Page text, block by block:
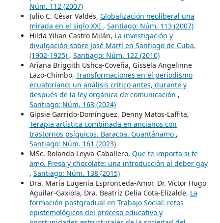
Núm. 112 (2007)
Julio C. César Valdés, Globalización neoliberal una
mirada en el siglo XXI , Santiago: Núm. 113 (2007)
Hilda Yilian Castro Milán, La investigación y
divulgación sobre José Martí en Santiago de Cuba.
(1902-1925) , Santiago: Núm. 122 (2010)
Ariana Briggith Ushca-Coveña, Gissela Angelinne
Lazo-Chimbo, Transformaciones en el periodismo
ecuatoriano: un análisis crítico antes, durante y
después de la ley orgánica de comunicación ,
Santiago: Núm. 163 (2024)
Gipsie Garrido-Domínguez, Denny Matos-Laffita,
Terapia artística combinada en ancianos con
trastornos psíquicos. Baracoa. Guantánamo ,
Santiago: Núm. 161 (2023)
MSc. Rolando Leyva-Caballero, Que te importa si te
amo. Fresa y chocolate: una introducción al deber gay
, Santiago: Núm. 138 (2015)
Dra. María Eugenia Espronceda-Amor, Dr. Víctor Hugo
Aguilar-Gaxiola, Dra. Beatriz Delia Cota-Elizalde, La
formación postgradual en Trabajo Social: retos
epistemológicos del proceso educativo y